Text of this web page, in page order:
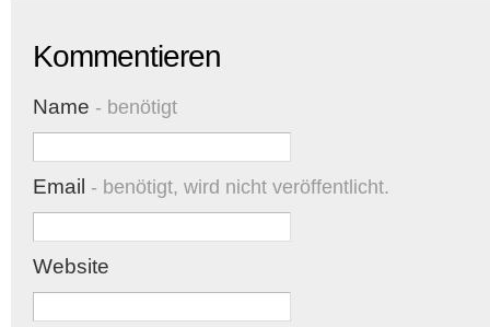
Kommentieren
Name - benötigt
Email - benötigt, wird nicht veröffentlicht.
Website